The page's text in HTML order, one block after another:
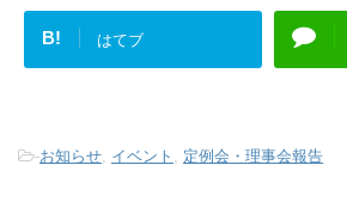
B! はてブ
-お知らせ イベント 定例会・理事会報告